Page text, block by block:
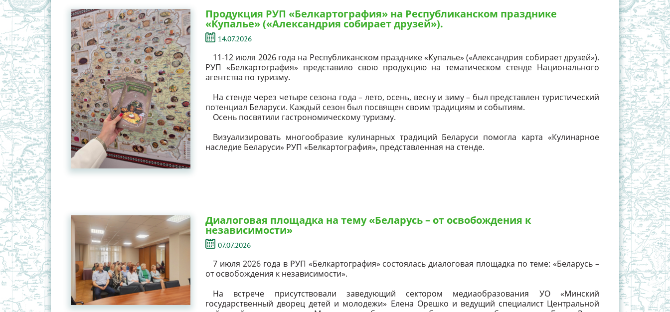
Продукция РУП «Белкартография» на Республиканском празднике
«Купалье» («Александрия собирает друзей»).
14.07.2026
11-12 июля 2026 года на Республиканском празднике «Купалье» («Александрия собирает друзей»).
РУП «Белкартография» представило свою продукцию на тематическом стенде Национального
агентства по туризму.
На стенде через четыре сезона года – лето, осень, весну и зиму – был представлен туристический
потенциал Беларуси. Каждый сезон был посвящен своим традициям и событиям.
Осень посвятили гастрономическому туризму.
Визуализировать многообразие кулинарных традиций Беларуси помогла карта «Кулинарное
наследие Беларуси» РУП «Белкартография», представленная на стенде.
Диалоговая площадка на тему «Беларусь – от освобождения к
независимости»
07.07.2026
7 июля 2026 года в РУП «Белкартография» состоялась диалоговая площадка по теме: «Беларусь –
от освобождения к независимости».
На встрече присутствовали заведующий сектором медиаобразования УО «Минский
государственный дворец детей и молодежи» Елена Орешко и ведущий специалист Центральной